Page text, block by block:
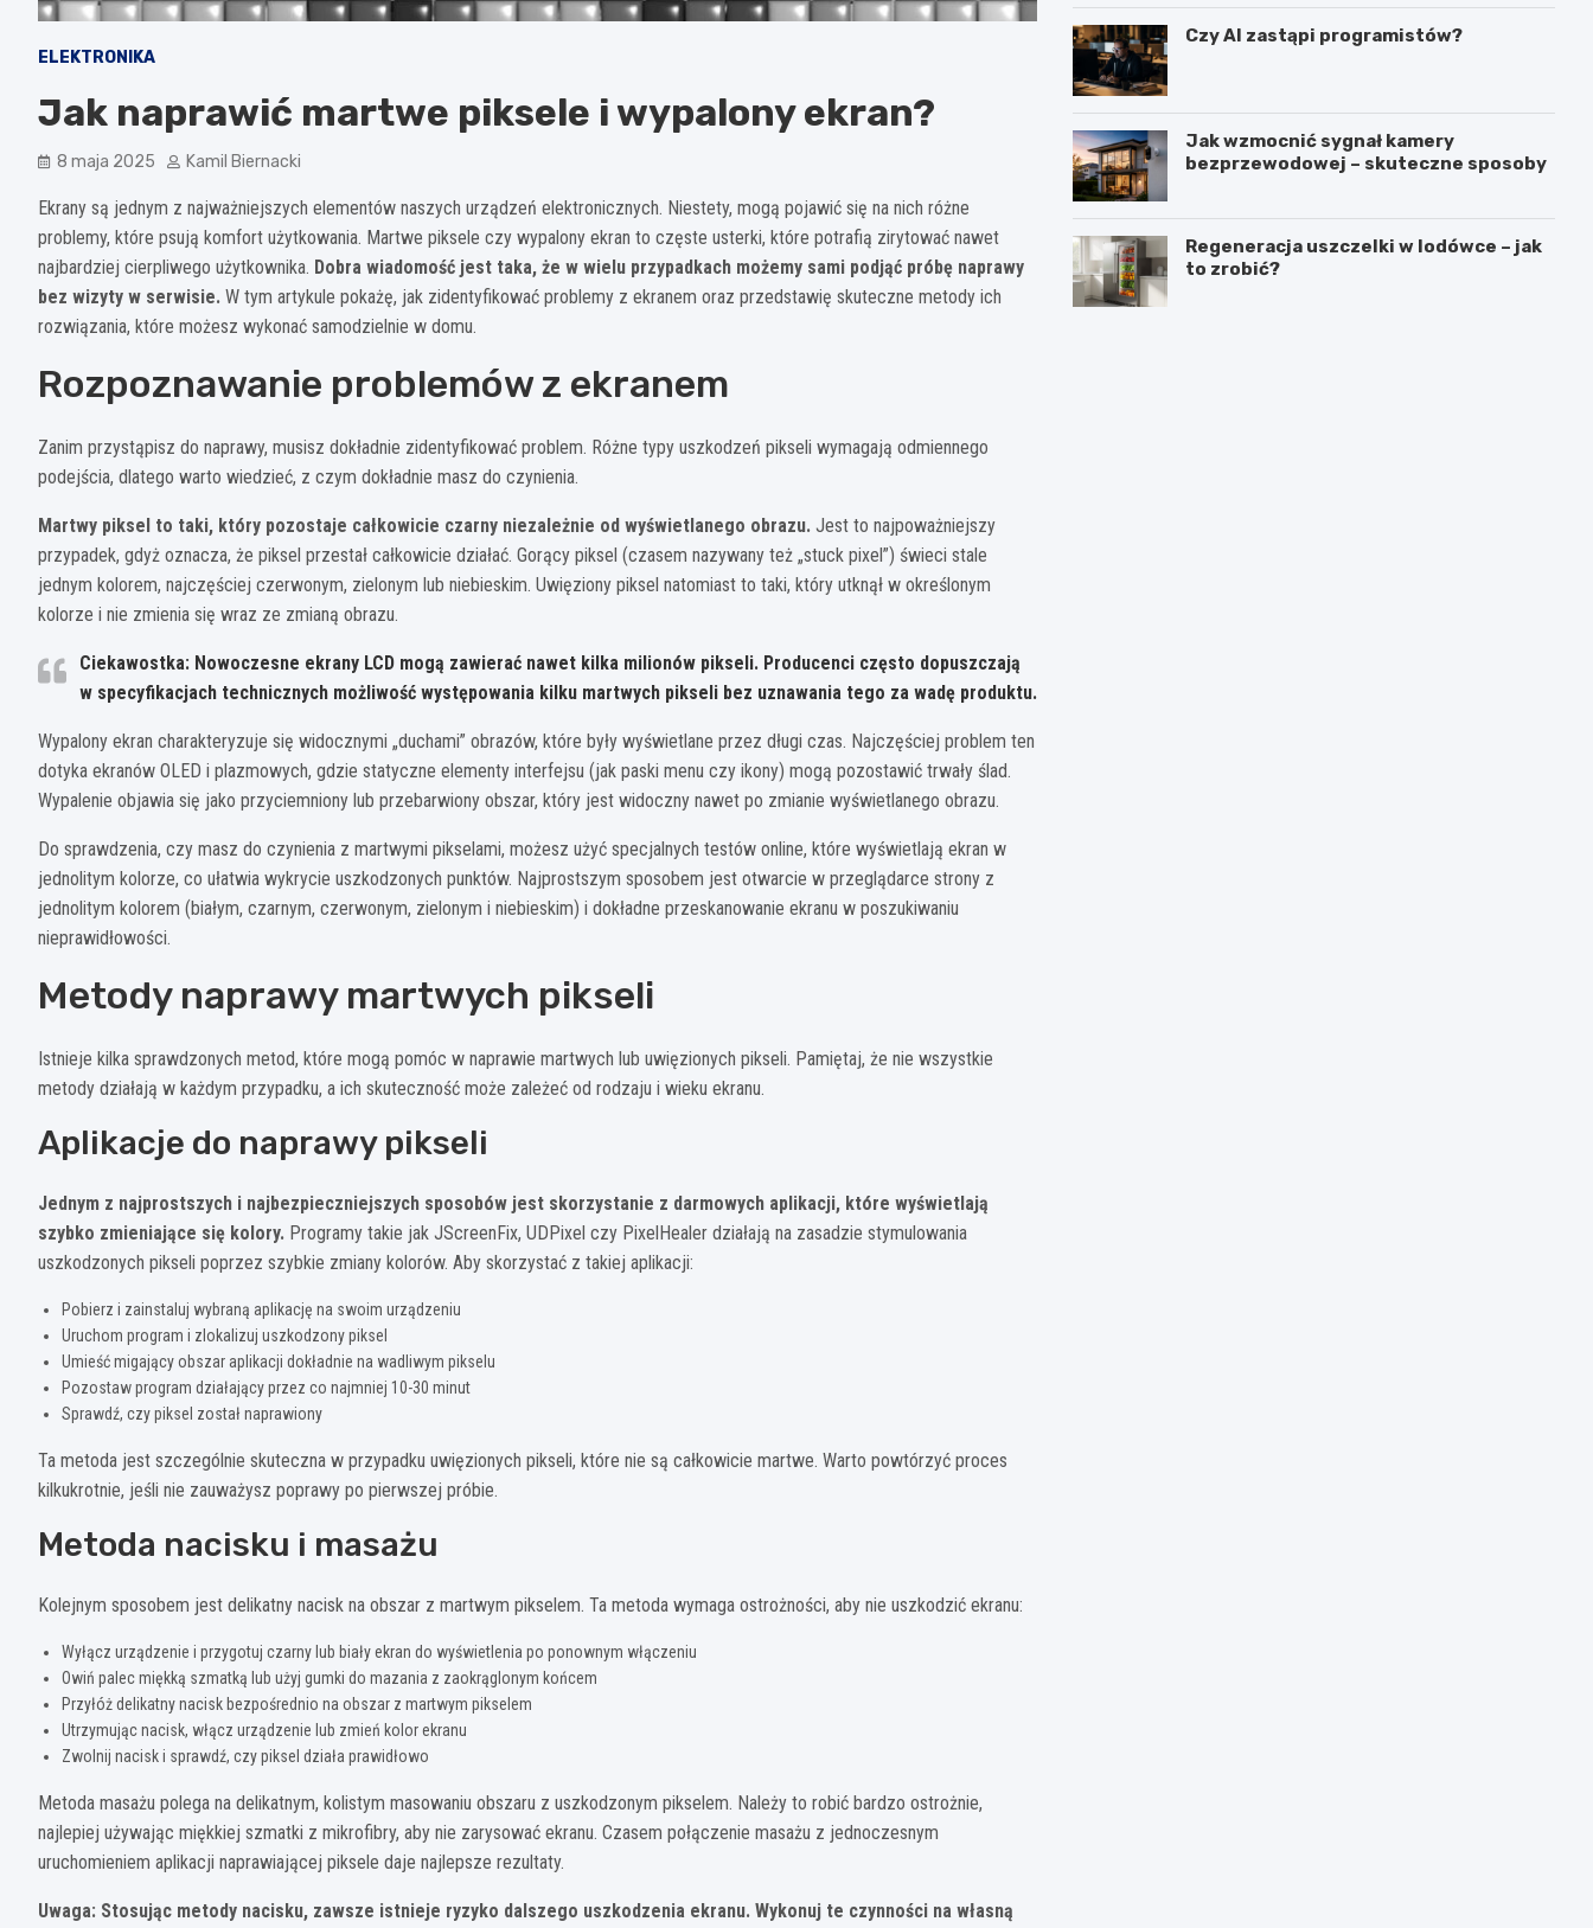
ELEKTRONIKA
Jak naprawić martwe piksele i wypalony ekran?
8 maja 2025 Kamil Biernacki
Ekrany są jednym z najważniejszych elementów naszych urządzeń elektronicznych. Niestety, mogą pojawić się na nich różne
problemy, które psują komfort użytkowania. Martwe piksele czy wypalony ekran to częste usterki, które potrafią zirytować nawet
najbardziej cierpliwego użytkownika. Dobra wiadomość jest taka, że w wielu przypadkach możemy sami podjąć próbę naprawy
bez wizyty w serwisie. W tym artykule pokażę, jak zidentyfikować problemy z ekranem oraz przedstawię skuteczne metody ich
rozwiązania, które możesz wykonać samodzielnie w domu.
Rozpoznawanie problemów z ekranem
Zanim przystąpisz do naprawy, musisz dokładnie zidentyfikować problem. Różne typy uszkodzeń pikseli wymagają odmiennego
podejścia, dlatego warto wiedzieć, z czym dokładnie masz do czynienia.
Martwy piksel to taki, który pozostaje całkowicie czarny niezależnie od wyświetlanego obrazu. Jest to najpoważniejszy
przypadek, gdyż oznacza, że piksel przestał całkowicie działać. Gorący piksel (czasem nazywany też „stuck pixel”) świeci stale
jednym kolorem, najczęściej czerwonym, zielonym lub niebieskim. Uwięziony piksel natomiast to taki, który utknął w określonym
kolorze i nie zmienia się wraz ze zmianą obrazu.
Ciekawostka: Nowoczesne ekrany LCD mogą zawierać nawet kilka milionów pikseli. Producenci często dopuszczają
w specyfikacjach technicznych możliwość występowania kilku martwych pikseli bez uznawania tego za wadę produktu.
Wypalony ekran charakteryzuje się widocznymi „duchami” obrazów, które były wyświetlane przez długi czas. Najczęściej problem ten
dotyka ekranów OLED i plazmowych, gdzie statyczne elementy interfejsu (jak paski menu czy ikony) mogą pozostawić trwały ślad.
Wypalenie objawia się jako przyciemniony lub przebarwiony obszar, który jest widoczny nawet po zmianie wyświetlanego obrazu.
Do sprawdzenia, czy masz do czynienia z martwymi pikselami, możesz użyć specjalnych testów online, które wyświetlają ekran w
jednolitym kolorze, co ułatwia wykrycie uszkodzonych punktów. Najprostszym sposobem jest otwarcie w przeglądarce strony z
jednolitym kolorem (białym, czarnym, czerwonym, zielonym i niebieskim) i dokładne przeskanowanie ekranu w poszukiwaniu
nieprawidłowości.
Metody naprawy martwych pikseli
Istnieje kilka sprawdzonych metod, które mogą pomóc w naprawie martwych lub uwięzionych pikseli. Pamiętaj, że nie wszystkie
metody działają w każdym przypadku, a ich skuteczność może zależeć od rodzaju i wieku ekranu.
Aplikacje do naprawy pikseli
Jednym z najprostszych i najbezpieczniejszych sposobów jest skorzystanie z darmowych aplikacji, które wyświetlają
szybko zmieniające się kolory. Programy takie jak JScreenFix, UDPixel czy PixelHealer działają na zasadzie stymulowania
uszkodzonych pikseli poprzez szybkie zmiany kolorów. Aby skorzystać z takiej aplikacji:
Pobierz i zainstaluj wybraną aplikację na swoim urządzeniu
Uruchom program i zlokalizuj uszkodzony piksel
Umieść migający obszar aplikacji dokładnie na wadliwym pikselu
Pozostaw program działający przez co najmniej 10-30 minut
Sprawdź, czy piksel został naprawiony
Ta metoda jest szczególnie skuteczna w przypadku uwięzionych pikseli, które nie są całkowicie martwe. Warto powtórzyć proces
kilkukrotnie, jeśli nie zauważysz poprawy po pierwszej próbie.
Metoda nacisku i masażu
Kolejnym sposobem jest delikatny nacisk na obszar z martwym pikselem. Ta metoda wymaga ostrożności, aby nie uszkodzić ekranu:
Wyłącz urządzenie i przygotuj czarny lub biały ekran do wyświetlenia po ponownym włączeniu
Owiń palec miękką szmatką lub użyj gumki do mazania z zaokrąglonym końcem
Przyłóż delikatny nacisk bezpośrednio na obszar z martwym pikselem
Utrzymując nacisk, włącz urządzenie lub zmień kolor ekranu
Zwolnij nacisk i sprawdź, czy piksel działa prawidłowo
Metoda masażu polega na delikatnym, kolistym masowaniu obszaru z uszkodzonym pikselem. Należy to robić bardzo ostrożnie,
najlepiej używając miękkiej szmatki z mikrofibry, aby nie zarysować ekranu. Czasem połączenie masażu z jednoczesnym
uruchomieniem aplikacji naprawiającej piksele daje najlepsze rezultaty.
Uwaga: Stosując metody nacisku, zawsze istnieje ryzyko dalszego uszkodzenia ekranu. Wykonuj te czynności na własną
Czy AI zastąpi programistów?
Jak wzmocnić sygnał kamery
bezprzewodowej – skuteczne sposoby
Regeneracja uszczelki w lodówce – jak
to zrobić?